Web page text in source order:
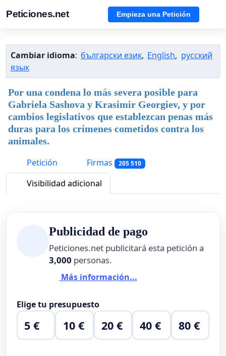
Peticiones.net Empieza una Petición
Cambiar idioma: български език, English, русский
язык
Por una condena lo más severa posible para
Gabriela Sashova y Krasimir Georgiev, y por
cambios legislativos que establezcan penas más
duras para los crímenes cometidos contra los
animales.
Petición
Firmas 205 510
Visibilidad adicional
Publicidad de pago
Peticiones.net publicitará esta petición a
3,000 personas.
Más información...
Elige tu presupuesto
5 € 10 € 20 € 40 € 80 €